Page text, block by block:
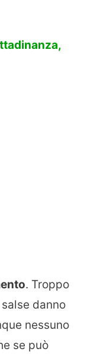
. Troppo
danno
nessuno
se può